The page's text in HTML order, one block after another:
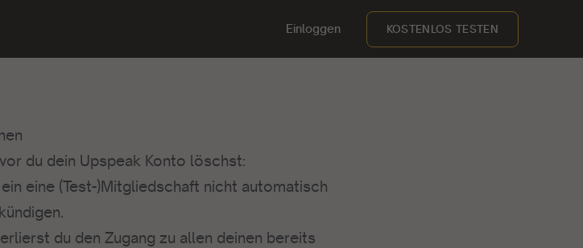
Einloggen KOSTENLOS TESTEN
du dein Upspeak Konto löschst:
eine (Test-)Mitgliedschaft nicht automatisch
du den Zugang zu allen deinen bereits